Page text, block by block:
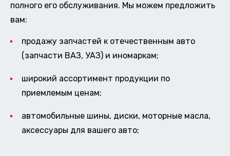
полного его обслуживания. Мы можем предложить
вам:
продажу запчастей к отечественным авто
(запчасти ВАЗ, УАЗ) и иномаркам;
широкий ассортимент продукции по
приемлемым ценам;
автомобильные шины, диски, моторные масла,
аксессуары для вашего авто;